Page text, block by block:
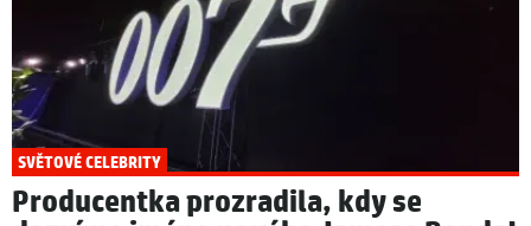
SVĚTOVÉ CELEBRITY
Producentka prozradila, kdy se